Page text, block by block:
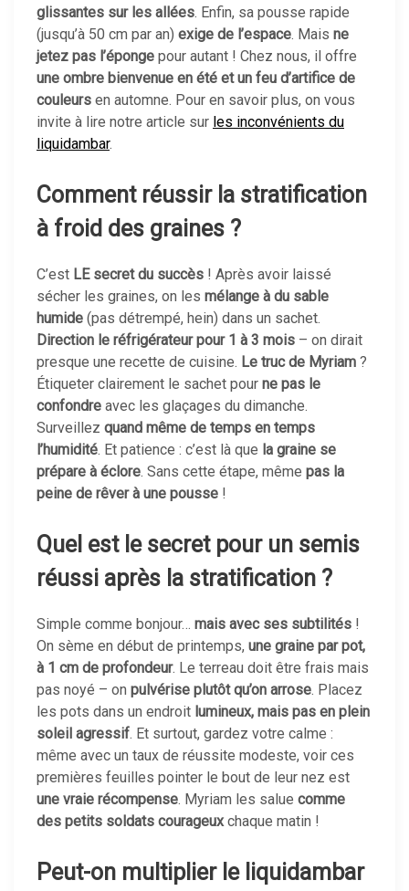
glissantes sur les allées. Enfin, sa pousse rapide
(jusqu’à 50 cm par an) exige de l’espace. Mais ne
jetez pas l’éponge pour autant ! Chez nous, il offre
une ombre bienvenue en été et un feu d’artifice de
couleurs en automne. Pour en savoir plus, on vous
invite à lire notre article sur les inconvénients du
liquidambar.
Comment réussir la stratification
à froid des graines ?
C’est LE secret du succès ! Après avoir laissé
sécher les graines, on les mélange à du sable
humide (pas détrempé, hein) dans un sachet.
Direction le réfrigérateur pour 1 à 3 mois – on dirait
presque une recette de cuisine. Le truc de Myriam ?
Étiqueter clairement le sachet pour ne pas le
confondre avec les glaçages du dimanche.
Surveillez quand même de temps en temps
l’humidité. Et patience : c’est là que la graine se
prépare à éclore. Sans cette étape, même pas la
peine de rêver à une pousse !
Quel est le secret pour un semis
réussi après la stratification ?
Simple comme bonjour… mais avec ses subtilités !
On sème en début de printemps, une graine par pot,
à 1 cm de profondeur. Le terreau doit être frais mais
pas noyé – on pulvérise plutôt qu’on arrose. Placez
les pots dans un endroit lumineux, mais pas en plein
soleil agressif. Et surtout, gardez votre calme :
même avec un taux de réussite modeste, voir ces
premières feuilles pointer le bout de leur nez est
une vraie récompense. Myriam les salue comme
des petits soldats courageuxchaque matin !
Peut-on multiplier le liquidambar